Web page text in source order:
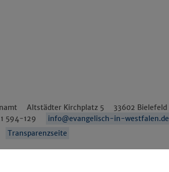
Altstädter Kirchplatz 5 33602 Bielefeld
594-129
info@evangelisch-in-westfalen.de
Transparenzseite